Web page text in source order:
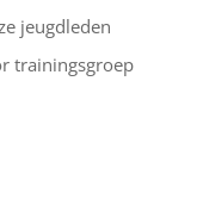
jeugdleden
trainingsgroep